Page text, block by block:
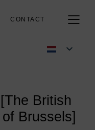
CONTACT
British
Brussels]